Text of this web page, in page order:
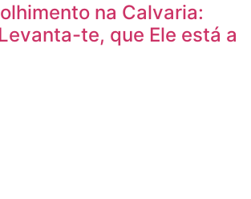
na Calvaria:
te, que Ele está a